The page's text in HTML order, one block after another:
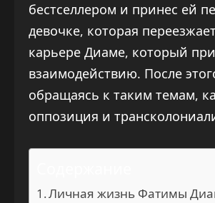
бестселлером и принес ей
девочке, которая
карьере Диаме, который
взаимодействию. После
обращаясь к таким темам,
оппозиция и
Личная жизнь Фатимы